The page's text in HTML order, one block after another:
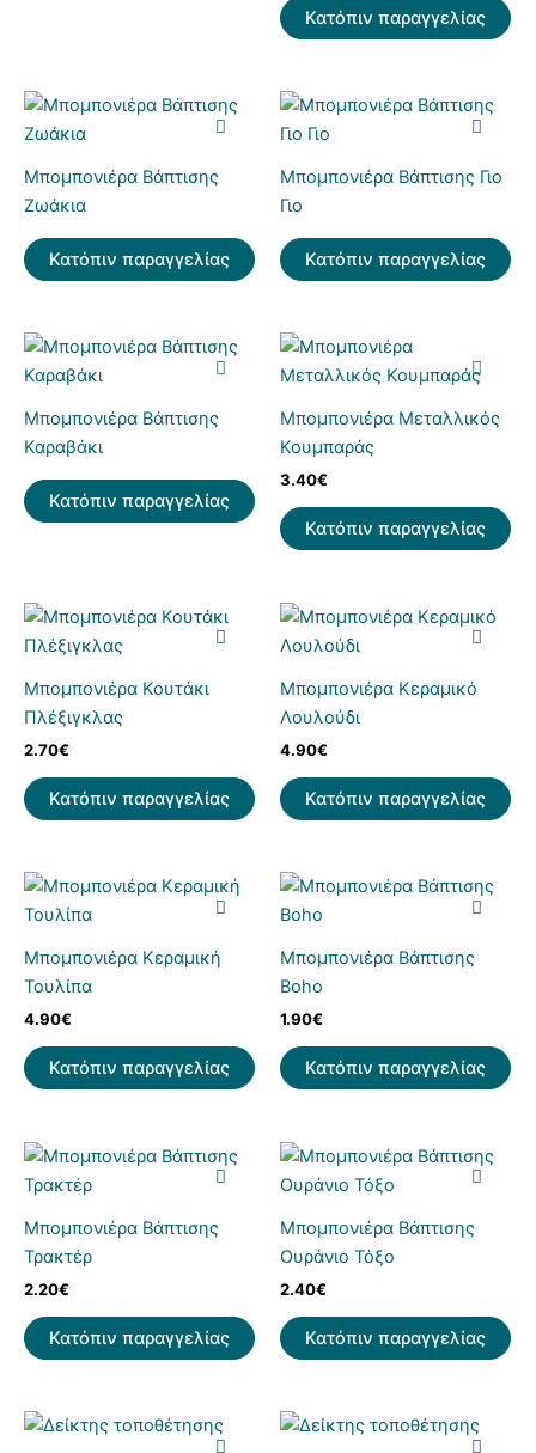
Κατόπιν παραγγελίας
Μπομπονιέρα Βάπτισης
Ζωάκια
Κατόπιν παραγγελίας
Μπομπονιέρα Βάπτισης Γιο
Γιο
Κατόπιν παραγγελίας
Μπομπονιέρα Βάπτισης
Καραβάκι
Κατόπιν παραγγελίας
Μπομπονιέρα Μεταλλικός
Κουμπαράς
3.40€
Κατόπιν παραγγελίας
Μπομπονιέρα Κουτάκι
Πλέξιγκλας
2.70€
Κατόπιν παραγγελίας
Μπομπονιέρα Κεραμικό
Λουλούδι
4.90€
Κατόπιν παραγγελίας
Μπομπονιέρα Κεραμική
Τουλίπα
4.90€
Κατόπιν παραγγελίας
Μπομπονιέρα Βάπτισης
Boho
1.90€
Κατόπιν παραγγελίας
Μπομπονιέρα Βάπτισης
Τρακτέρ
2.20€
Κατόπιν παραγγελίας
Μπομπονιέρα Βάπτισης
Ουράνιο Τόξο
2.40€
Κατόπιν παραγγελίας